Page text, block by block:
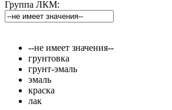
Группа ЛКМ:
--не имеет значения--
грунтовка
грунт-эмаль
эмаль
краска
лак